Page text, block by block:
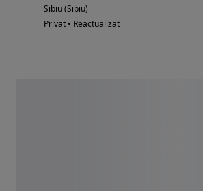
Sibiu (Sibiu)
Privat • Reactualizat